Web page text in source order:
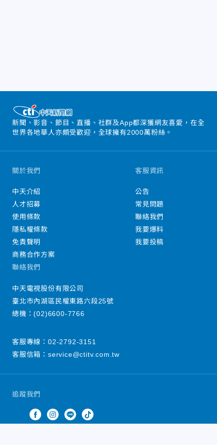
新聞、影音、節目、直播、社群及App都深獲網友喜愛，在全
世界各地華人亦頗受歡迎，全球擁有2000萬粉絲。
追蹤我們
關於我們
中天介紹
人才招募
使用條款
隱私權條款
免責聲明
商務合作方案
客服資訊
公告
常見問題
聯絡我們
我要爆料
我要投稿
聯絡我們
中天電視股份有限公司
臺北市內湖區民權東路六段25號
總機：(02)6600-7766
客服專線： 02-2792-3151
客服信箱： service@ctitv.com.tw